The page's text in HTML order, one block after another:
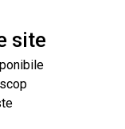
site